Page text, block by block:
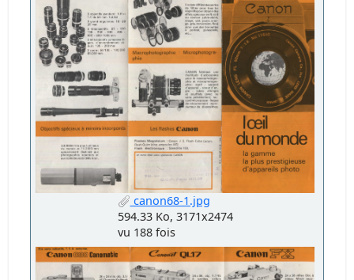
canon68-1.jpg
594.33 Ko, 3171x2474
vu 188 fois